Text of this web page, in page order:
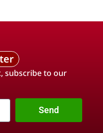
subscribe to our
Send